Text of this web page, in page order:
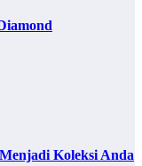
Koleksi Anda